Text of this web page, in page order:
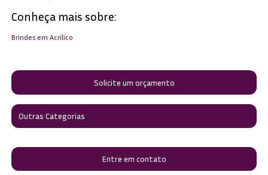
Conheça mais sobre:
Brindes em Acrílico
Solicite um orçamento
Outras Categorias
Entre em contato